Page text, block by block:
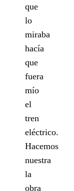
que
lo
miraba
hacía
que
fuera
mío
el
tren
eléctrico.
Hacemos
nuestra
la
obra